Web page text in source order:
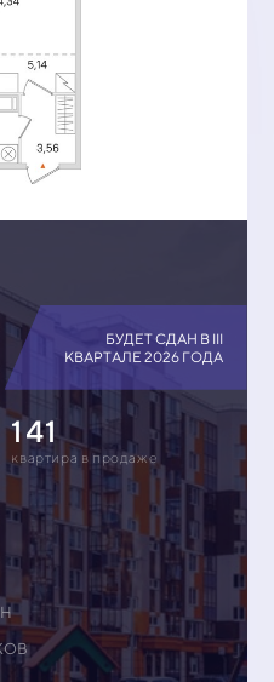
БУДЕТ СДАН В III
КВАРТАЛЕ 2026 ГОДА
141
квартирa в продаже